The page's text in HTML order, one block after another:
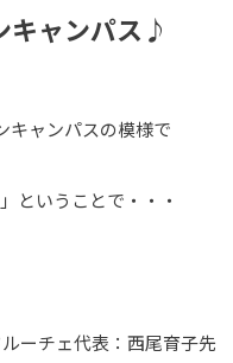
キャンパス♪
キャンパスの模様で
ということで・・・
ーチェ代表：西尾育子先